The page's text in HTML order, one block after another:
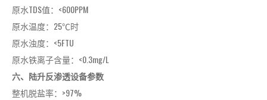
原水TDS值：<600PPM
原水温度：25℃时
原水浊度：<5FTU
原水铁离子含量：<0.3mg/L
六、陆升反渗透设备参数
整机脱盐率：>97%